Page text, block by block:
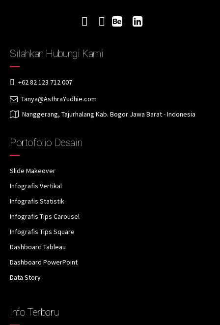
Silahkan Hubungi Kami
+62 82 123 712 007
Tanya@AsthraYudhie.com
Nanggerang, Tajurhalang Kab. Bogor Jawa Barat - Indonesia
Portofolio Desain
Slide Makeover
Infografis Vertikal
Infografis Statistik
Infografis Tips Carousel
Infografis Tips Square
Dashboard Tableau
Dashboard PowerPoint
Data Story
Info Terbaru